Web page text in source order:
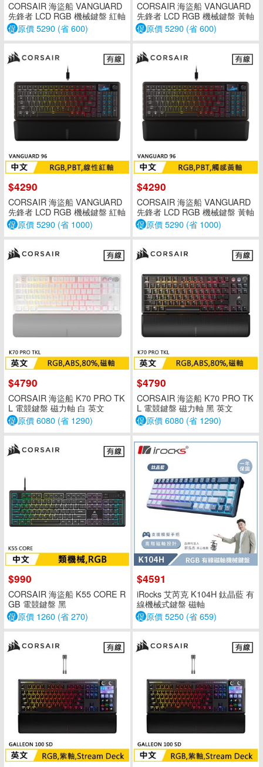
CORSAIR 海盜船 VANGUARD
先鋒者 LCD RGB 機械鍵盤 紅軸
英文
促原價 5290 (省 600)
CORSAIR 海盜船 VANGUARD
先鋒者 LCD RGB 機械鍵盤 黃軸
英文
促原價 5290 (省 600)
$4290
CORSAIR 海盜船 VANGUARD
先鋒者 LCD RGB 機械鍵盤 紅軸
中文
促原價 5290 (省 1000)
$4290
CORSAIR 海盜船 VANGUARD
先鋒者 LCD RGB 機械鍵盤 黃軸
中文
促原價 5290 (省 1000)
$4790
CORSAIR 海盜船 K70 PRO TK
L 電競鍵盤 磁力軸 白 英文
促原價 6080 (省 1290)
$4790
CORSAIR 海盜船 K70 PRO TK
L 電競鍵盤 磁力軸 黑 英文
促原價 6080 (省 1290)
$990
CORSAIR 海盜船 K55 CORE R
GB 電競鍵盤 黑
促原價 1260 (省 270)
$4591
iRocks 艾芮克 K104H 鈦晶藍 有
線機械式鍵盤 磁軸
促原價 5250 (省 659)